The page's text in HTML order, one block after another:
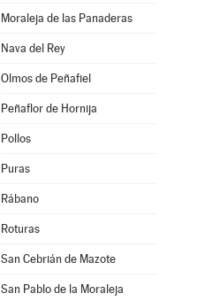
Moraleja de las Panaderas
Nava del Rey
Olmos de Peñafiel
Peñaflor de Hornija
Pollos
Puras
Rábano
Roturas
San Cebrián de Mazote
San Pablo de la Moraleja